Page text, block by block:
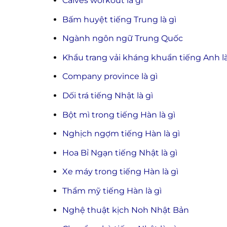
Bấm huyệt tiếng Trung là gì
Ngành ngôn ngữ Trung Quốc
Khẩu trang vải kháng khuẩn tiếng Anh
Company province là gì
Dối trá tiếng Nhật là gì
Bột mì trong tiếng Hàn là gì
Nghịch ngợm tiếng Hàn là gì
Hoa Bỉ Ngạn tiếng Nhật là gì
Xe máy trong tiếng Hàn là gì
Thẩm mỹ tiếng Hàn là gì
Nghệ thuật kịch Noh Nhật Bản